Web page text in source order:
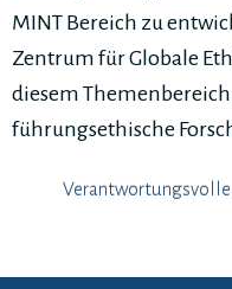
MINT Bereich zu
Zentrum für Globale
diesem
führungsethische